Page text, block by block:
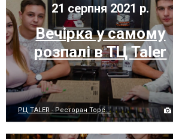
21 серпня 2021 р.
Вечірка у самому
розпалі в ТЦ Taler
РЦ TALER - Ресторан Торс...